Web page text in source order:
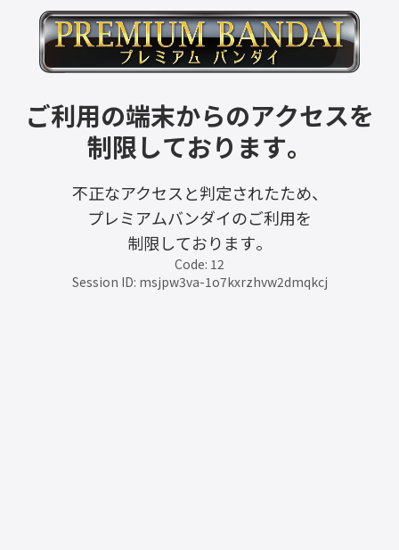
ご利用の端末からのアクセスを
制限しております。
不正なアクセスと判定されたため、
プレミアムバンダイのご利用を
制限しております。
Code: 12
Session ID: msjpw3va-1o7kxrzhvw2dmqkcj